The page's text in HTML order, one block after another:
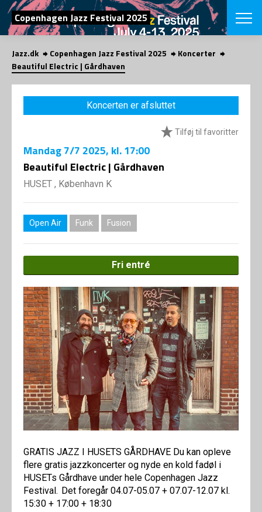
SØG
Copenhagen Jazz Festival 2025
English
VÆLG
VINTERJAZZ
Temaer
LOCATIONS
Om fonden
SHOP
Jazz.dk Copenhagen Jazz Festival 2025
Koncerter
Beautiful Electric | Gårdhaven
Koncerten er afsluttet
Tilføj til favoritter
Mandag7/7 2025, kl. 17:00
Beautiful Electric | Gårdhaven
HUSET , København K
Open Air Funk Fusion
Fri entré
GRATIS JAZZ I HUSETS GÅRDHAVE Du kan opleve
flere gratis jazzkoncerter og nyde en kold fadøl i
HUSETs Gårdhave under hele Copenhagen Jazz
Festival. Det foregår 04.07-05.07 + 07.07-12.07 kl.
15:30 + 17:00 + 18:30